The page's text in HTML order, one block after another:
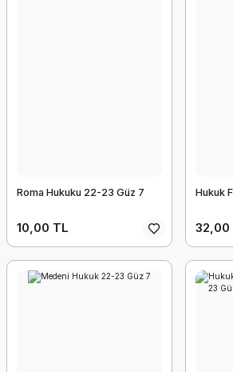
Roma Hukuku 22-23 Güz 7
10,00 TL
Hukuk
32,00